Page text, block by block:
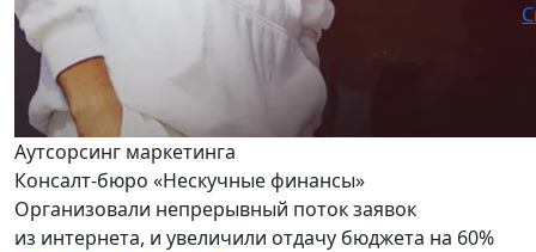
Аутсорсинг маркетинга
Консалт-бюро «Нескучные финансы»
Организовали непрерывный поток заявок
из интернета, и увеличили отдачу бюджета на 60%